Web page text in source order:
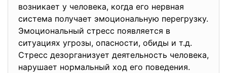
возникает у человека, когда его нервная
система получает эмоциональную перегрузку.
Эмоциональный стресс появляется в
ситуациях угрозы, опасности, обиды и т.д.
Стресс дезорганизует деятельность человека,
нарушает нормальный ход его поведения.